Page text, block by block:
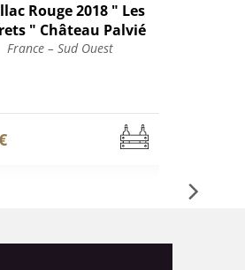
Rouge 2018 " Les
" Château Palvié
France – Sud Ouest